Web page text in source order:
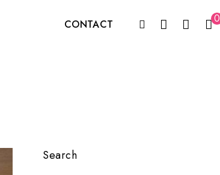
CONTACT 0
Search